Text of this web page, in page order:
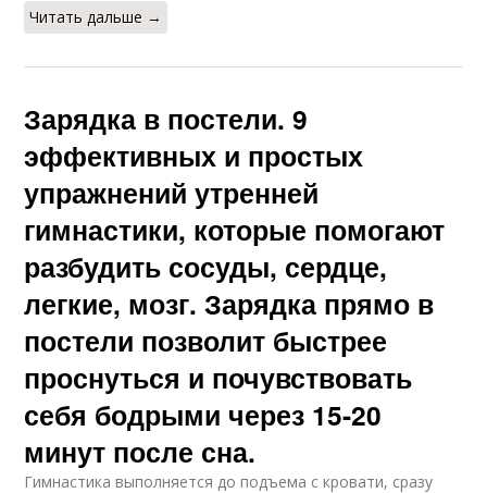
Читать дальше →
Зарядка в постели. 9
эффективных и простых
упражнений утренней
гимнастики, которые помогают
разбудить сосуды, сердце,
легкие, мозг. Зарядка прямо в
постели позволит быстрее
проснуться и почувствовать
себя бодрыми через 15-20
минут после сна.
Гимнастика выполняется до подъема с кровати, сразу